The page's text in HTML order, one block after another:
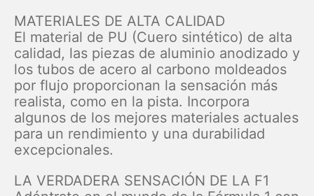
MATERIALES DE ALTA CALIDAD
El material de PU (Cuero sintético) de alta
calidad, las piezas de aluminio anodizado y
los tubos de acero al carbono moldeados
por flujo proporcionan la sensación más
realista, como en la pista. Incorpora
algunos de los mejores materiales actuales
para un rendimiento y una durabilidad
excepcionales.
LA VERDADERA SENSACIÓN DE LA F1